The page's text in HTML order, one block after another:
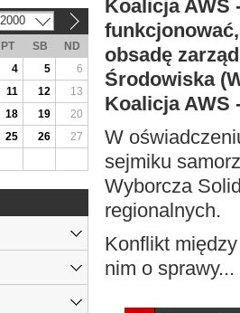
Koalicja AWS
obsadę
Środowiska
Koalicja AWS
W
sejmiku
Wyborcza
regionalnych.
Konflikt
nim o sprawy...
2000
PT SB
ND
4 5
6
11 12
13
18 19
20
25 26
27